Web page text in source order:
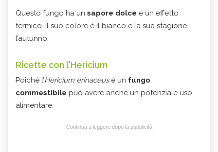
Questo fungo ha un sapore dolce e un effetto
termico. Il suo colore è il bianco e la sua stagione
l’autunno.
Ricette con l'Hericium
Poiché l’Hericium erinaceus è un fungo
commestibile può avere anche un potenziale uso
alimentare.
Continua a leggere dopo la pubblicità